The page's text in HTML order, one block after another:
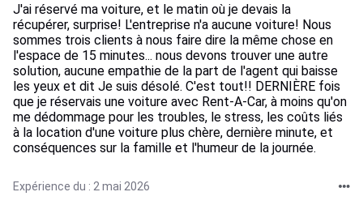
J'ai réservé ma voiture, et le matin où je devais la
récupérer, surprise! L'entreprise n'a aucune voiture! Nous
sommes trois clients à nous faire dire la même chose en
l'espace de 15 minutes... nous devons trouver une autre
solution, aucune empathie de la part de l'agent qui baisse
les yeux et dit Je suis désolé. C'est tout!! DERNIÈRE fois
que je réservais une voiture avec Rent-A-Car, à moins qu'on
me dédommage pour les troubles, le stress, les coûts liés
à la location d'une voiture plus chère, dernière minute, et
conséquences sur la famille et l'humeur de la journée.
Expérience du : 2 mai 2026